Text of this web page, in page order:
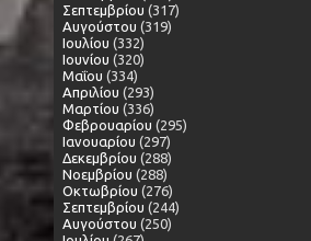
Σεπτεμβρίου (317)
Αυγούστου (319)
Ιουλίου (332)
Ιουνίου (320)
Μαΐου (334)
Απριλίου (293)
Μαρτίου (336)
Φεβρουαρίου (295)
Ιανουαρίου (297)
Δεκεμβρίου (288)
Νοεμβρίου (288)
Οκτωβρίου (276)
Σεπτεμβρίου (244)
Αυγούστου (250)